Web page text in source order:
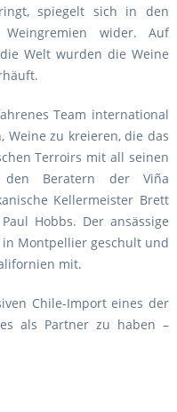
spiegelt sich in den
wider. Auf
Welt wurden die Weine
Team international
Weine zu kreieren, die das
Terroirs mit all seinen
den Beratern der Viña
Kellermeister Brett
Hobbs. Der ansässige
Montpellier geschult und
mit.
Chile-Import eines der
als Partner zu haben –